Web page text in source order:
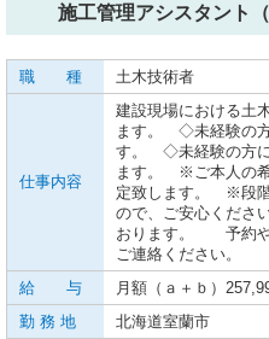
施工管理アシスタント
職 種 土木技術者
仕事内容
建設現場における土
ます。 ◇未経験の方
す。 ◇未経験の方に
ます。 ※ご本人の希
定致します。 ※段階
ので、ご安心くだ
おります。 予約や
ご連絡ください
給 与
月額（ａ＋ｂ）
勤 務 地
北海道室蘭市